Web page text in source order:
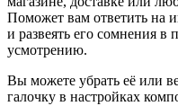
Поможет вам ответить на
и развеять его сомнения в
усмотрению.
Вы можете убрать её или
галочку в настройках